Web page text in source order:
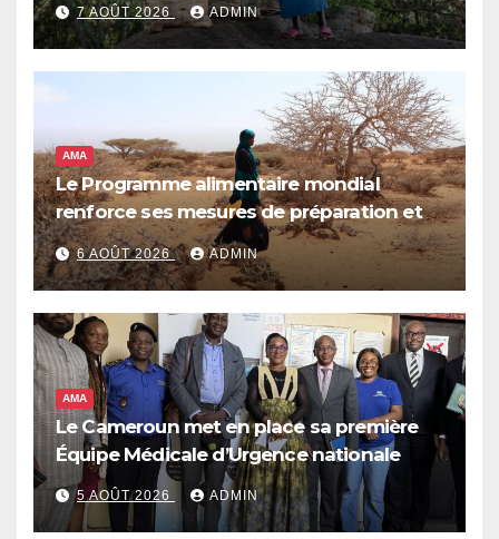
7 AOÛT 2026 ADMIN
AMA
Le Programme alimentaire mondial
renforce ses mesures de préparation et
de réponse face à la menace d’El Niño,
qui pourrait plonger des dizaines de
millions de personnes dans l’insécurité
alimentaire aiguë
6 AOÛT 2026 ADMIN
AMA
Le Cameroun met en place sa première
Équipe Médicale d’Urgence nationale
5 AOÛT 2026 ADMIN